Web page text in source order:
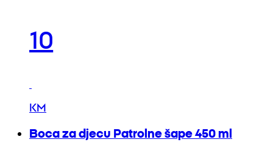
10
KM
Boca za djecu Patrolne šape 450 ml